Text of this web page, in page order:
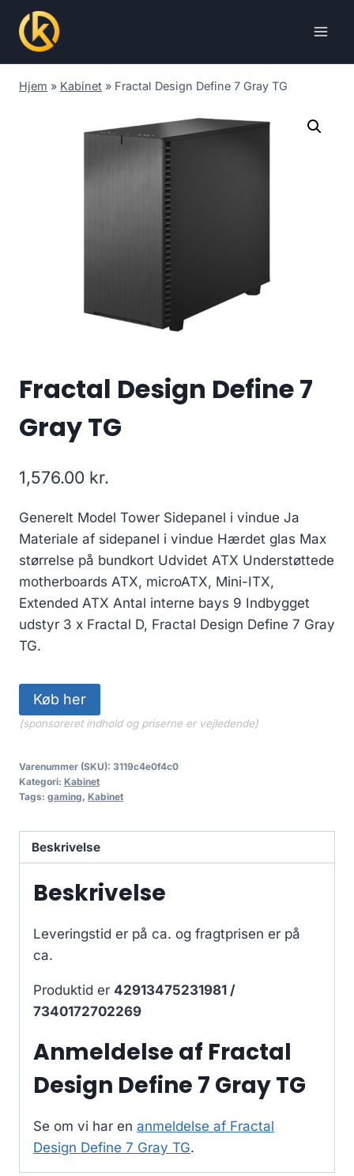
content
Hjem » Kabinet » Fractal Design Define 7 Gray TG
Fractal Design Define 7
Gray TG
1,576.00 kr.
Generelt Model Tower Sidepanel i vindue Ja
Materiale af sidepanel i vindue Hærdet glas Max
størrelse på bundkort Udvidet ATX Understøttede
motherboards ATX, microATX, Mini-ITX,
Extended ATX Antal interne bays 9 Indbygget
udstyr 3 x Fractal D, Fractal Design Define 7 Gray
TG.
Køb her
(sponsoreret indhold og priserne er vejledende)
Varenummer (SKU): 3119c4e0f4c0
Kategori: Kabinet
Tags: gaming, Kabinet
Beskrivelse
Beskrivelse
Leveringstid er på ca. og fragtprisen er på
ca.
Produktid er 42913475231981 /
7340172702269
Anmeldelse af Fractal
Design Define 7 Gray TG
Se om vi har en anmeldelse af Fractal
Design Define 7 Gray TG.